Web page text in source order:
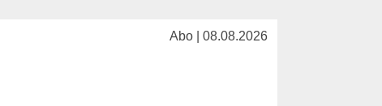
Abo | 08.08.2026